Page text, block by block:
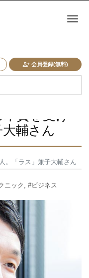
会員登録(無料)
ナ
質を受け
輔さん
。「ラス」兼子大輔さん
ニック , #ビジネス